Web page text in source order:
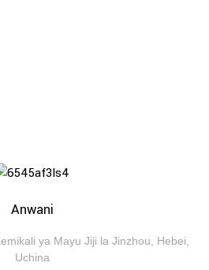
Anwani
ya Mayu Jiji la Jinzhou, Hebei,
Uchina